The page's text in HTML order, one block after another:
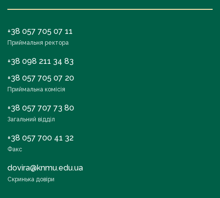
+38 057 705 07 11
Приймальня ректора
+38 098 211 34 83
+38 057 705 07 20
Приймальна комісія
+38 057 707 73 80
Загальний відділ
+38 057 700 41 32
Факс
dovira@knmu.edu.ua
Скринька довіри